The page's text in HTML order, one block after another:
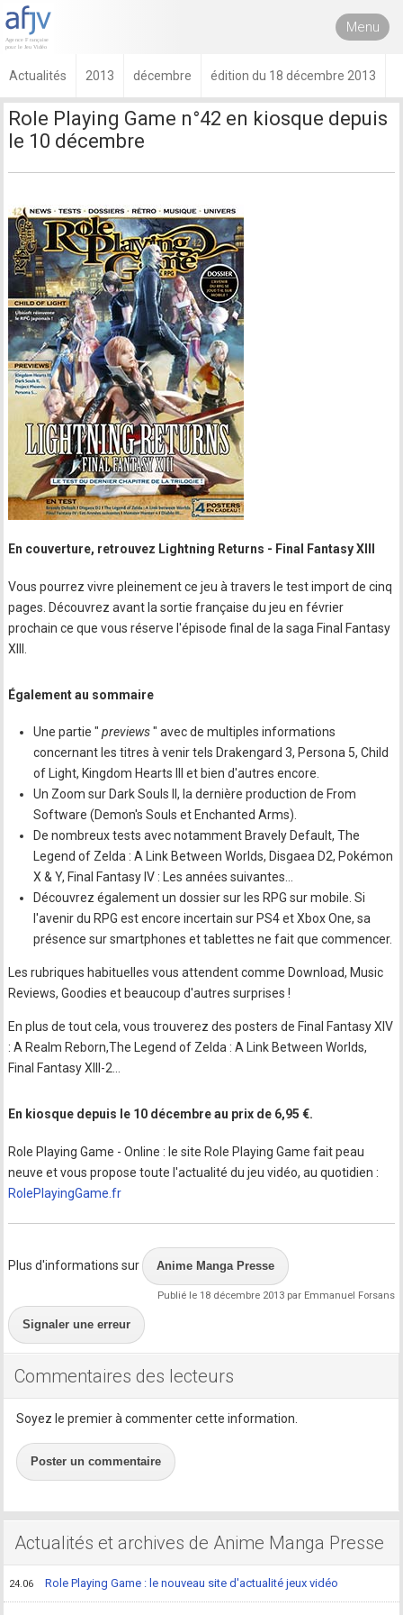
Menu
Actualités 2013 décembre édition du 18 décembre 2013
Role Playing Game n°42 en kiosque depuis
le 10 décembre
En couverture, retrouvez Lightning Returns - Final Fantasy XIII
Vous pourrez vivre pleinement ce jeu à travers le test import de cinq
pages. Découvrez avant la sortie française du jeu en février
prochain ce que vous réserve l'épisode final de la saga Final Fantasy
XIII.
Également au sommaire
Une partie " previews" avec de multiples informations
concernant les titres à venir tels Drakengard 3, Persona 5, Child
of Light, Kingdom Hearts III et bien d'autres encore.
Un Zoom sur Dark Souls II, la dernière production de From
Software (Demon's Souls et Enchanted Arms).
De nombreux tests avec notamment Bravely Default, The
Legend of Zelda : A Link Between Worlds, Disgaea D2, Pokémon
X & Y, Final Fantasy IV : Les années suivantes…
Découvrez également un dossier sur les RPG sur mobile. Si
l'avenir du RPG est encore incertain sur PS4 et Xbox One, sa
présence sur smartphones et tablettes ne fait que commencer.
Les rubriques habituelles vous attendent comme Download, Music
Reviews, Goodies et beaucoup d'autres surprises !
En plus de tout cela, vous trouverez des posters de Final Fantasy XIV
: A Realm Reborn,The Legend of Zelda : A Link Between Worlds,
Final Fantasy XIII-2…
En kiosque depuis le 10 décembre au prix de 6,95 €.
Role Playing Game - Online : le site Role Playing Game fait peau
neuve et vous propose toute l'actualité du jeu vidéo, au quotidien :
RolePlayingGame.fr
Plus d'informations sur Anime Manga Presse
Publié le 18 décembre 2013 par Emmanuel Forsans
Signaler une erreur
Commentaires des lecteurs
Soyez le premier à commenter cette information.
Poster un commentaire
Actualités et archives de Anime Manga Presse
24.06 Role Playing Game : le nouveau site d'actualité jeux vidéo